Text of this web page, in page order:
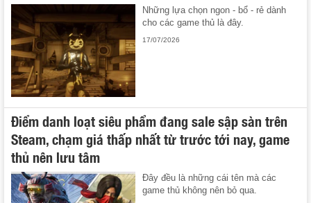
Những lựa chọn ngon - bổ - rẻ dành
cho các game thủ là đây.
17/07/2026
Điểm danh loạt siêu phẩm đang sale sập sàn trên
Steam, chạm giá thấp nhất từ trước tới nay, game
thủ nên lưu tâm
Đây đều là những cái tên mà các
game thủ không nên bỏ qua.